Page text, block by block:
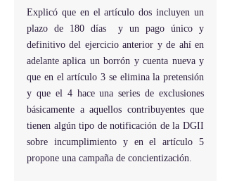
Explicó que en el artículo dos incluyen un
plazo de 180 días  y un pago único y
definitivo del ejercicio anterior y de ahí en
adelante aplica un borrón y cuenta nueva y
que en el artículo 3 se elimina la pretensión
y que el 4 hace una series de exclusiones
básicamente a aquellos contribuyentes que
tienen algún tipo de notificación de la DGII
sobre incumplimiento y en el artículo 5
propone una campaña de concientización.